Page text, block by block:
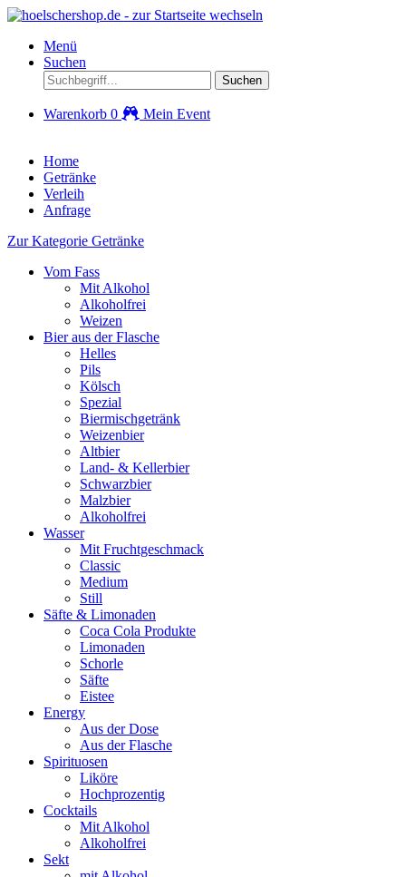
Menü
Suchen
Suchen
Warenkorb 0 Mein Event
Home
Getränke
Verleih
Anfrage
Zur Kategorie Getränke
Vom Fass
Mit Alkohol
Alkoholfrei
Weizen
Bier aus der Flasche
Helles
Pils
Kölsch
Spezial
Biermischgetränk
Weizenbier
Altbier
Land- & Kellerbier
Schwarzbier
Malzbier
Alkoholfrei
Wasser
Mit Fruchtgeschmack
Classic
Medium
Still
Säfte & Limonaden
Coca Cola Produkte
Limonaden
Schorle
Säfte
Eistee
Energy
Aus der Dose
Aus der Flasche
Spirituosen
Liköre
Hochprozentig
Cocktails
Mit Alkohol
Alkoholfrei
Sekt